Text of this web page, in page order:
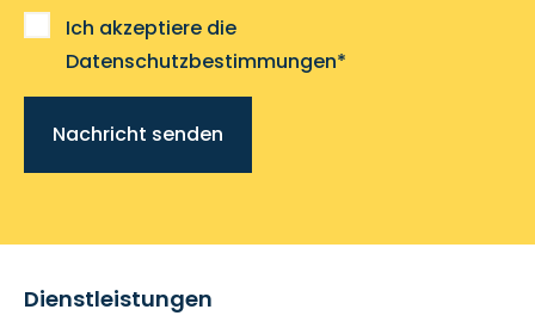
Ich akzeptiere die
Datenschutzbestimmungen*
Nachricht senden
Dienstleistungen